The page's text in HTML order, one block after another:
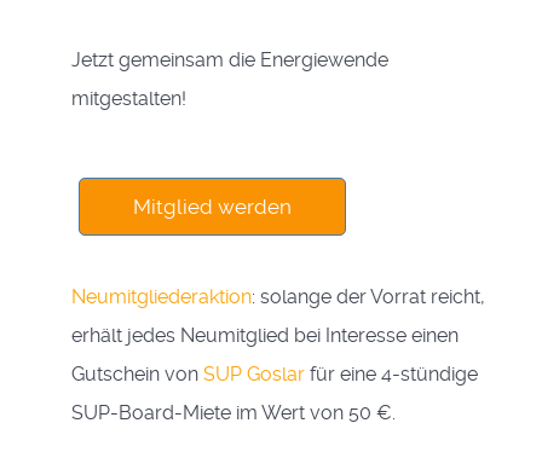
Jetzt gemeinsam die Energiewende
mitgestalten!
Mitglied werden
Neumitgliederaktion: solange der Vorrat reicht,
erhält jedes Neumitglied bei Interesse einen
Gutschein von SUP Goslar für eine 4-stündige
SUP-Board-Miete im Wert von 50 €.